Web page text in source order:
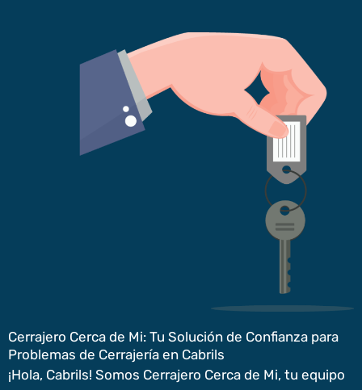
Cerrajero Cerca de Mi: Tu Solución de Confianza para
Problemas de Cerrajería en Cabrils
¡Hola, Cabrils! Somos Cerrajero Cerca de Mi, tu equipo